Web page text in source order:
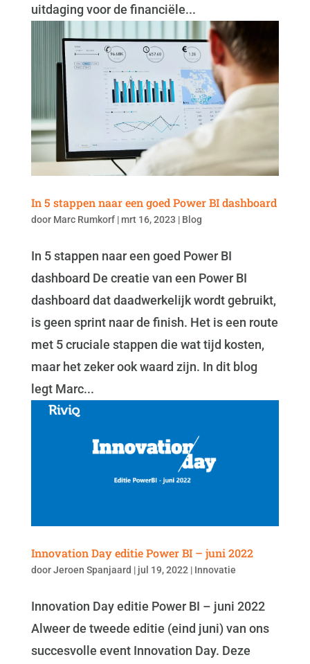
uitdaging voor de financiële...
In 5 stappen naar een goed Power BI dashboard
door Marc Rumkorf|mrt 16, 2023 | Blog
In 5 stappen naar een goed Power BI
dashboard De creatie van een Power BI
dashboard dat daadwerkelijk wordt gebruikt,
is geen sprint naar de finish. Het is een route
met 5 cruciale stappen die wat tijd kosten,
maar het zeker ook waard zijn. In dit blog
legt Marc...
Innovation Day editie Power BI – juni 2022
doorJeroen Spanjaard | jul 19, 2022 | Innovatie
Innovation Day editie Power BI – juni 2022
Alweer de tweede editie (eind juni) van ons
succesvolle event Innovation Day. Deze